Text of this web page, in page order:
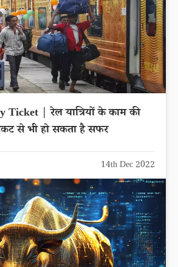
| रेल यात्रियों के काम की
से भी हो सकता है सफर
14th Dec 2022